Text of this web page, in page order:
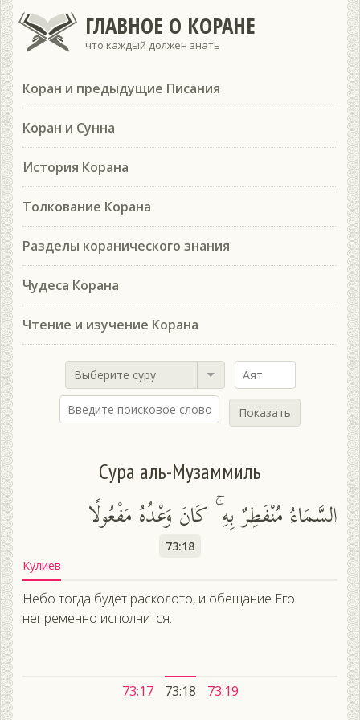
ГЛАВНОЕ О КОРАНЕ
что каждый должен знать
Коран и предыдущие Писания
Коран и Сунна
История Корана
Толкование Корана
Разделы коранического знания
Чудеса Корана
Чтение и изучение Корана
Выберите суру
Показать
Сура аль-Музаммиль
السَّمَاءُ مُنْفَطِرٌ بِهِ ۚ كَانَ وَعْدُهُ مَفْعُولًا
73:18
Кулиев
Небо тогда будет расколото, и обещание Его
непременно исполнится.
73:17 73:18 73:19